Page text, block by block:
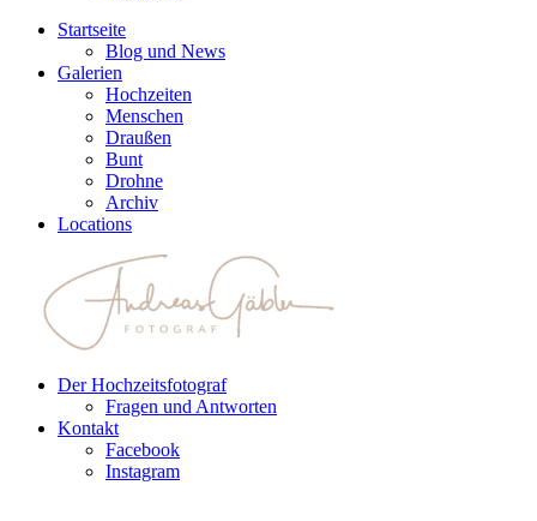
Startseite
Blog und News
Galerien
Hochzeiten
Menschen
Draußen
Bunt
Drohne
Archiv
Locations
Der Hochzeitsfotograf
Fragen und Antworten
Kontakt
Facebook
Instagram